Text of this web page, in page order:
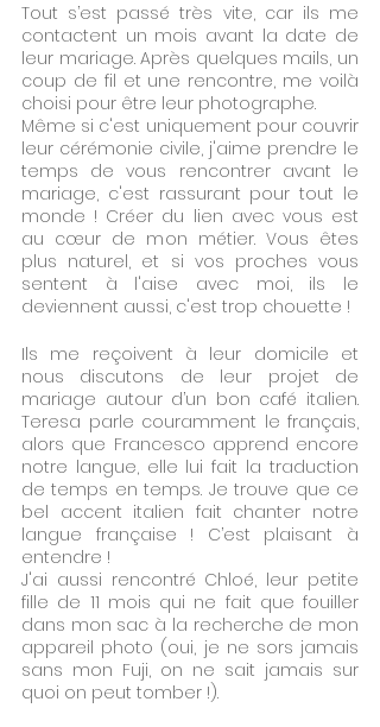
Tout s’est passé très vite, car ils me
contactent un mois avant la date de
leur mariage. Après quelques mails, un
coup de fil et une rencontre, me voilà
choisi pour être leur photographe.
Même si c'est uniquement pour couvrir
leur cérémonie civile, j'aime prendre le
temps de vous rencontrer avant le
mariage, c'est rassurant pour tout le
monde ! Créer du lien avec vous est
au cœur de mon métier. Vous êtes
plus naturel, et si vos proches vous
sentent à l'aise avec moi, ils le
deviennent aussi, c'est trop chouette !
Ils me reçoivent à leur domicile et
nous discutons de leur projet de
mariage autour d’un bon café italien.
Teresa parle couramment le français,
alors que Francesco apprend encore
notre langue, elle lui fait la traduction
de temps en temps. Je trouve que ce
bel accent italien fait chanter notre
langue française ! C’est plaisant à
entendre !
J'ai aussi rencontré Chloé, leur petite
fille de 11 mois qui ne fait que fouiller
dans mon sac à la recherche de mon
appareil photo (oui, je ne sors jamais
sans mon Fuji, on ne sait jamais sur
quoi on peut tomber !).